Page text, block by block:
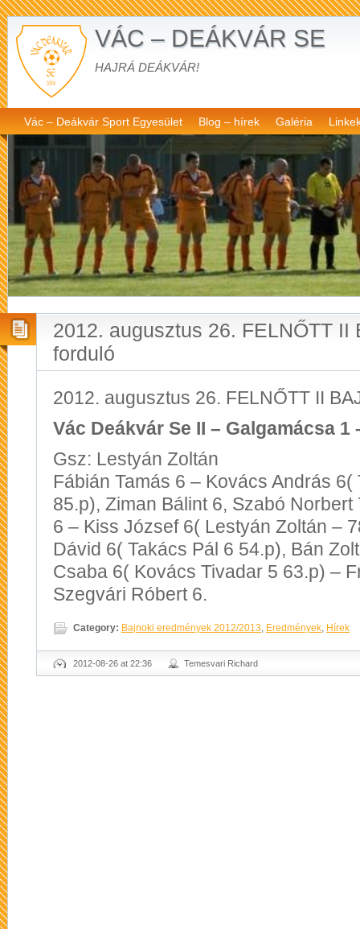
VÁC – DEÁKVÁR SE
HAJRÁ DEÁKVÁR!
Vác – Deákvár Sport Egyesület Blog – hírek Galéria
2012. augusztus 26. FELNŐTT II
forduló
2012. augusztus 26. FELNŐTT II
Vác Deákvár Se II – Galgamácsa 1
Gsz: Lestyán Zoltán
Fábián Tamás 6 – Kovács András 6(
85.p), Ziman Bálint 6, Szabó
6 – Kiss József 6( Lestyán Zoltán –
Dávid 6( Takács Pál 6 54.p), Bán
Csaba 6( Kovács Tivadar 5 63.p) –
Szegvári Róbert 6.
Category: Bajnoki eredmények 2012/2013, Eredmények, Hírek
2012-08-26 at 22:36 Temesvari Richard